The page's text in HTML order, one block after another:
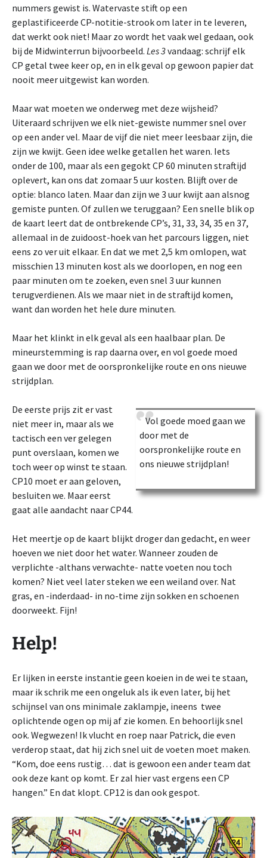
nummers gewist is. Watervaste stift op een
geplastificeerde CP-notitie-strook om later in te leveren,
dat werkt ook niet! Maar zo wordt het vaak wel gedaan, ook
bij de Midwinterrun bijvoorbeeld. Les 3vandaag: schrijf elk
CP getal twee keer op, en in elk geval op gewoon papier dat
nooit meer uitgewist kan worden.
Maar wat moeten we onderweg met deze wijsheid?
Uiteraard schrijven we elk niet-gewiste nummer snel over
op een ander vel. Maar de vijf die niet meer leesbaar zijn, die
zijn we kwijt. Geen idee welke getallen het waren. Iets
onder de 100, maar als een gegokt CP 60 minuten straftijd
oplevert, kan ons dat zomaar 5 uur kosten. Blijft over de
optie: blanco laten. Maar dan zijn we 3 uur kwijt aan alsnog
gemiste punten. Of zullen we teruggaan? Een snelle blik op
de kaart leert dat de ontbrekende CP’s, 31, 33, 34, 35 en 37,
allemaal in de zuidoost-hoek van het parcours liggen, niet
eens zo ver uit elkaar. En dat we met 2,5 km omlopen, wat
misschien 13 minuten kost als we doorlopen, en nog een
paar minuten om te zoeken, even snel 3 uur kunnen
terugverdienen. Als we maar niet in de straftijd komen,
want dan worden het hele dure minuten.
Maar het klinkt in elk geval als een haalbaar plan. De
mineurstemming is rap daarna over, en vol goede moed
gaan we door met de oorspronkelijke route en ons nieuwe
strijdplan.
Vol goede moed gaan we
door met de
oorspronkelijke route en
ons nieuwe strijdplan!
De eerste prijs zit er vast
niet meer in, maar als we
tactisch een ver gelegen
punt overslaan, komen we
toch weer op winst te staan.
CP10 moet er aan geloven,
besluiten we. Maar eerst
gaat alle aandacht naar CP44.
Het meertje op de kaart blijkt droger dan gedacht, en weer
hoeven we niet door het water. Wanneer zouden de
verplichte -althans verwachte- natte voeten nou toch
komen? Niet veel later steken we een weiland over. Nat
gras, en -inderdaad- in no-time zijn sokken en schoenen
doorweekt. Fijn!
Help!
Er lijken in eerste instantie geen koeien in de wei te staan,
maar ik schrik me een ongeluk als ik even later, bij het
schijnsel van ons minimale zaklampje, ineens twee
oplichtende ogen op mij af zie komen. En behoorlijk snel
ook. Wegwezen! Ik vlucht en roep naar Patrick, die even
verderop staat, dat hij zich snel uit de voeten moet maken.
“Kom, doe eens rustig… dat is gewoon een ander team dat
ook deze kant op komt. Er zal hier vast ergens een CP
hangen.” En dat klopt. CP12 is dan ook gespot.